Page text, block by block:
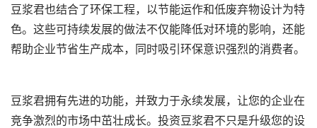
豆浆君也结合了环保工程，以节能运作和低废弃物设计为特
色。这些可持续发展的做法不仅能降低对环境的影响，还能
帮助企业节省生产成本，同时吸引环保意识强烈的消费者。
豆浆君拥有先进的功能，并致力于永续发展，让您的企业在
竞争激烈的市场中茁壮成长。投资豆浆君不只是升级您的设